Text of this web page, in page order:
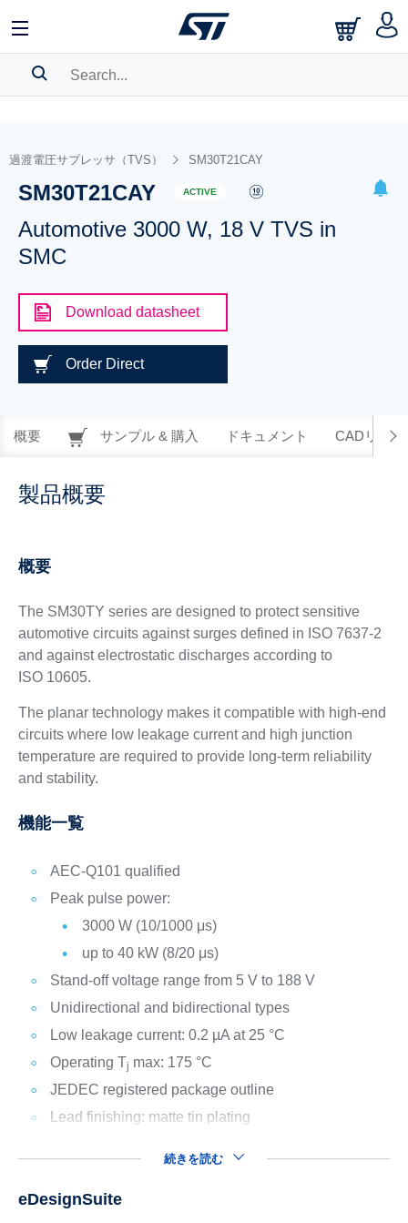
BOOKMARK
Pleaselog into show your saved searches.
過渡電圧サプレッサ（TVS） SM30T21CAY
SM30T21CAY ACTIVE
Automotive 3000 W, 18 V TVS in
SMC
Download datasheet
Order Direct
概要 サンプル & 購入 ドキュメント CADリソー
製品概要
概要
The SM30TY series are designed to protect sensitive
automotive circuits against surges defined in ISO 7637-2
and against electrostatic discharges according to
ISO 10605.
The planar technology makes it compatible with high-end
circuits where low leakage current and high junction
temperature are required to provide long-term reliability
and stability.
機能一覧
AEC-Q101 qualified
Peak pulse power:
3000 W (10/1000 μs)
up to 40 kW (8/20 μs)
Stand-off voltage range from 5 V to 188 V
Unidirectional and bidirectional types
Low leakage current: 0.2 µA at 25 °C
Operating Tj max: 175 °C
JEDEC registered package outline
Lead finishing: matte tin plating
続きを読む
eDesignSuite